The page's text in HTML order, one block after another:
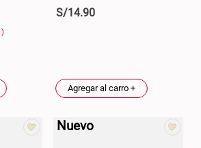
)
S/14.90
Agregar al carro +
Nuevo